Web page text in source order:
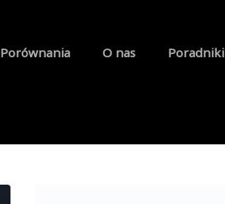
Porównania O nas Poradniki